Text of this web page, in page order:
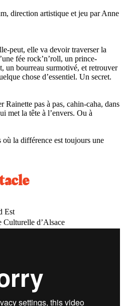
direction artistique et jeu par Anne
peut, elle va devoir traverser la
fée rock’n’roll, un prince-
un bourreau surmotivé, et retrouver
chose d’essentiel. Un secret.
Rainette pas à pas, cahin-caha, dans
met la tête à l’envers. Ou à
où la différence est toujours une
Est
Culturelle d’Alsace